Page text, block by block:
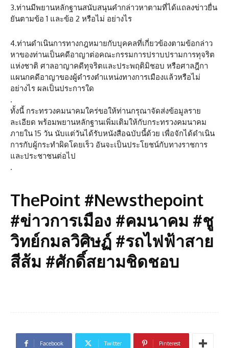
3.ท่านมีพยานหลักฐานสนับสนุนคำกล่าวหาตามที่ได้แถลงข่าวยื่น
ยันตามข้อ 1 และข้อ 2 หรือไม่ อย่างไร
4.ท่านดำเนินการทางกฎหมายกับบุคคลที่เกี่ยวข้องตามข้อกล่าว
หาของท่านเป็นคดีอาญาต่อคณะกรรมการปราบปรามการทุจริต
แห่งชาติ ศาลอาญาคดีทุจริตและประพฤติมิชอบ หรือศาลฎีกา
แผนกคดีอาญาของผู้ดำรงตำแหน่งทางการเมืองแล้วหรือไม่
อย่างไร ผลเป็นประการใด
.
ทั้งนี้ กระทรวงคมนาคมใคร่ขอให้ท่านกรุณาจัดส่งข้อมูลราย
ละเอียด พร้อมพยานหลักฐานเพิ่มเติมให้กับกระทรวงคมนาคม
ภายใน 15 วัน นับแต่วันได้รับหนังสือฉบับนี้ด้วย เพื่อจักได้ดำเนิน
การกับผู้กระทำผิดโดยเร็ว อันจะเป็นประโยชน์กับทางราชการ
และประชาชนต่อไป
.
ThePoint #Newsthepoint
#ข่าวการเมือง #คมนาคม #ชู
วิทย์กมลวิศิษฏ์ #รถไฟฟ้าสาย
สีส้ม #ศักดิ์สยามชิดชอบ
Facebook Twitter Pinterest